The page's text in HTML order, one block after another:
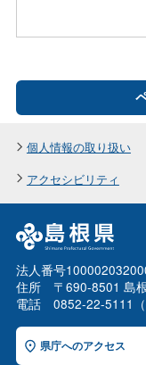
個人情報の取り扱い
アクセシビリティ
法人番号
住所 〒690-8501 島
電話 0852-22-5111（
県庁へのアクセス